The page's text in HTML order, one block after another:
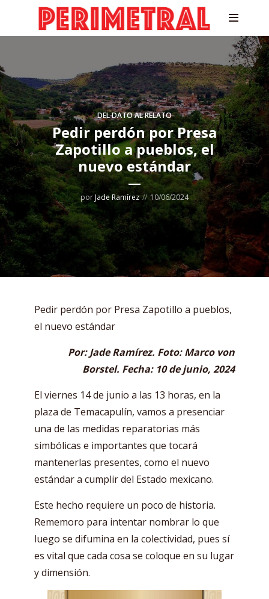
DEL DATO AL RELATO
Pedir perdón por Presa
Zapotillo a pueblos, el
nuevo estándar
porJade Ramírez 10/06/2024
Pedir perdón por Presa Zapotillo a pueblos,
el nuevo estándar
Por: Jade Ramírez. Foto: Marco von
Borstel. Fecha: 10 de junio, 2024
El viernes 14 de junio a las 13 horas, en la
plaza de Temacapulín, vamos a presenciar
una de las medidas reparatorias más
simbólicas e importantes que tocará
mantenerlas presentes, como el nuevo
estándar a cumplir del Estado mexicano.
Este hecho requiere un poco de historia.
Rememoro para intentar nombrar lo que
luego se difumina en la colectividad, pues sí
es vital que cada cosa se coloque en su lugar
y dimensión.